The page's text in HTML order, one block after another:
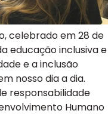
celebrado em 28 de
educação inclusiva e
e a inclusão
nosso dia a dia.
responsabilidade
Humano